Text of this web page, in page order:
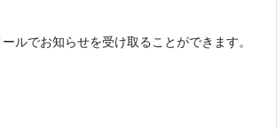
ルでお知らせを受け取ることができます。